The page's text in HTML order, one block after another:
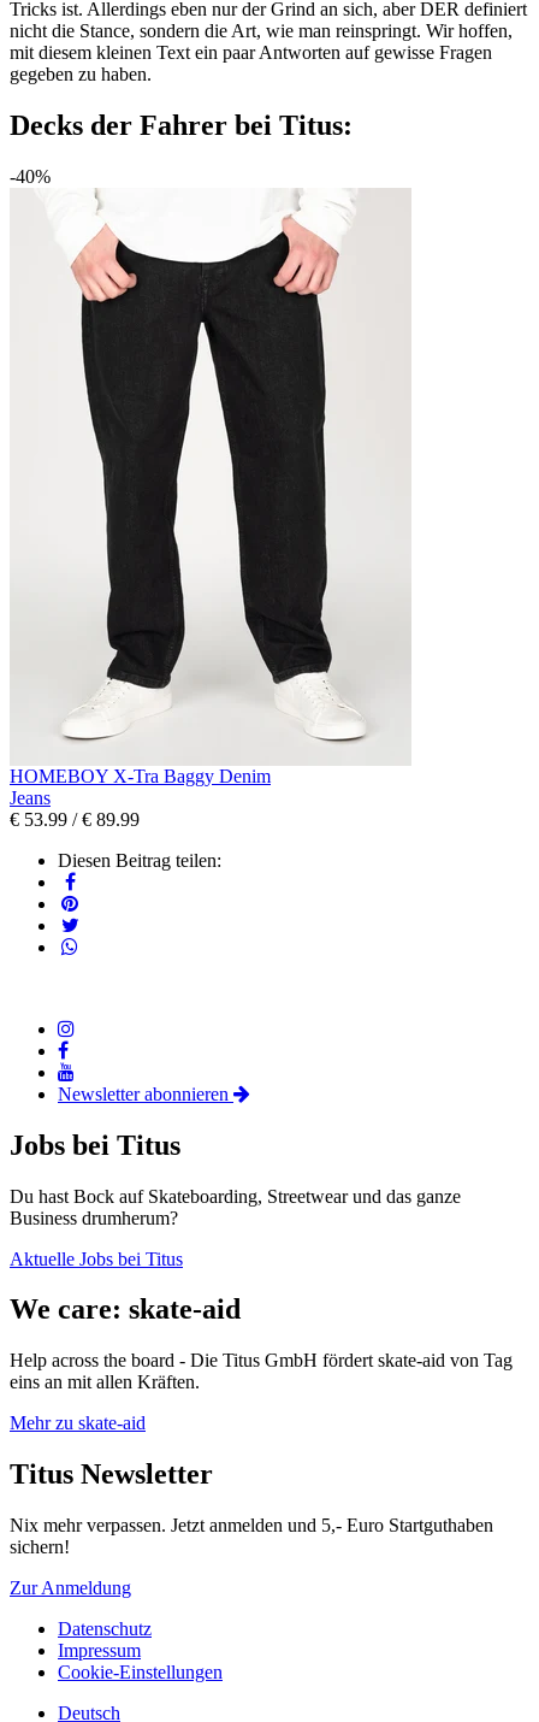
Tricks ist. Allerdings eben nur der Grind an sich, aber DER definiert
nicht die Stance, sondern die Art, wie man reinspringt. Wir hoffen,
mit diesem kleinen Text ein paar Antworten auf gewisse Fragen
gegeben zu haben.
Decks der Fahrer bei Titus:
-40%
HOMEBOY X-Tra Baggy Denim
Jeans
€ 53.99 /€ 89.99
Diesen Beitrag teilen:
Newsletter abonnieren
Jobs bei Titus
Du hast Bock auf Skateboarding, Streetwear und das ganze
Business drumherum?
Aktuelle Jobs bei Titus
We care: skate-aid
Help across the board - Die Titus GmbH fördert skate-aid von Tag
eins an mit allen Kräften.
Mehr zu skate-aid
Titus Newsletter
Nix mehr verpassen. Jetzt anmelden und 5,- Euro Startguthaben
sichern!
Zur Anmeldung
Datenschutz
Impressum
Cookie-Einstellungen
Deutsch